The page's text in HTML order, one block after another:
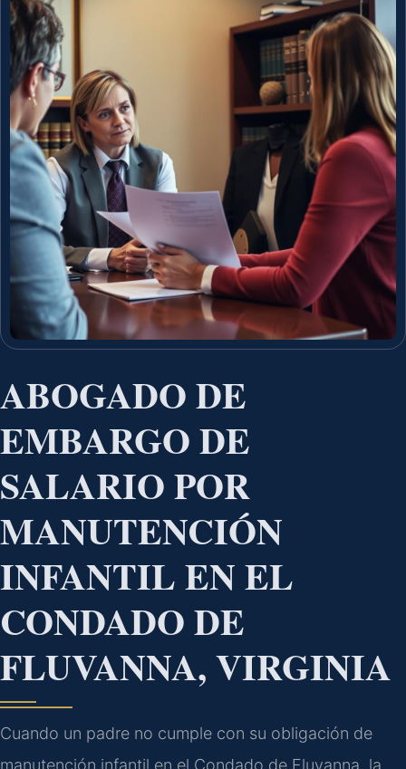
ABOGADO DE
EMBARGO DE
SALARIO POR
MANUTENCIÓN
INFANTIL EN EL
CONDADO DE
FLUVANNA, VIRGINIA
Cuando un padre no cumple con su obligación de
manutención infantil en el Condado de Fluvanna, la